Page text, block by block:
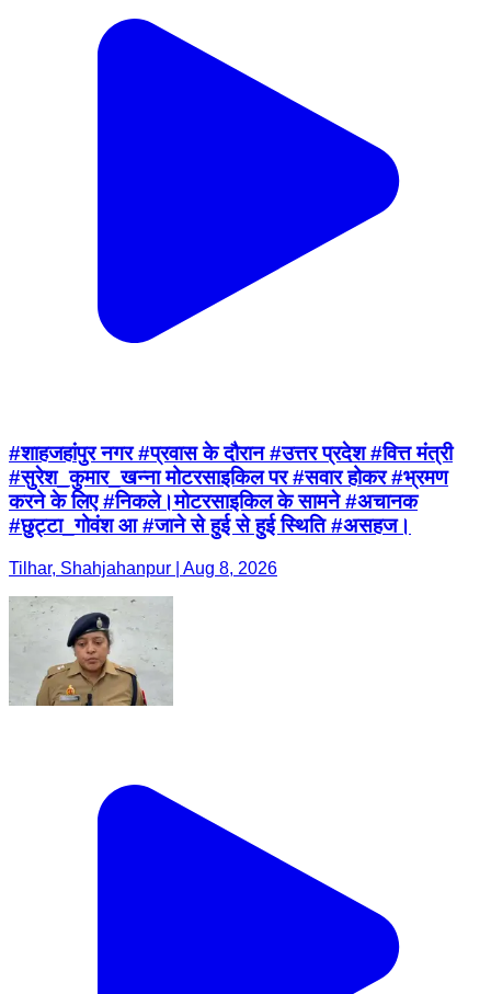
#शाहजहांपुर नगर #प्रवास के दौरान #उत्तर प्रदेश #वित्त मंत्री
#सुरेश_कुमार_खन्ना मोटरसाइकिल पर #सवार होकर #भ्रमण
करने के लिए #निकले।मोटरसाइकिल के सामने #अचानक
#छुट्टा_गोवंश आ #जाने से हुई से हुई स्थिति #असहज।
Tilhar, Shahjahanpur | Aug 8, 2026